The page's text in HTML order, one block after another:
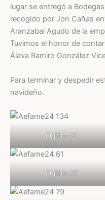
lugar se entregó a
recogido por Jon Cañas
Aranzabal Agudo de la
Tuvimos el honor de
Álava Ramiro González
Para terminar y despedir
navideño.
Fujifilm XT
Fujifilm XT